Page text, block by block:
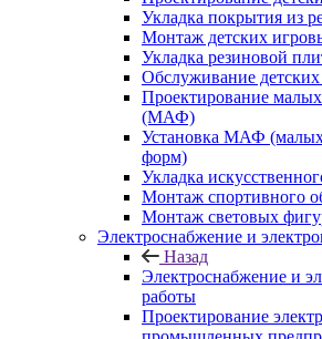
Укладка покрытия из
Монтаж детских
Укладка резиновой
Обслуживание
Проектирование
(МАФ)
Установка МАФ
форм)
Укладка
Монтаж спортивного
Монтаж световых
Электроснабжение и
Назад
Электроснабжение и
работы
Проектирование